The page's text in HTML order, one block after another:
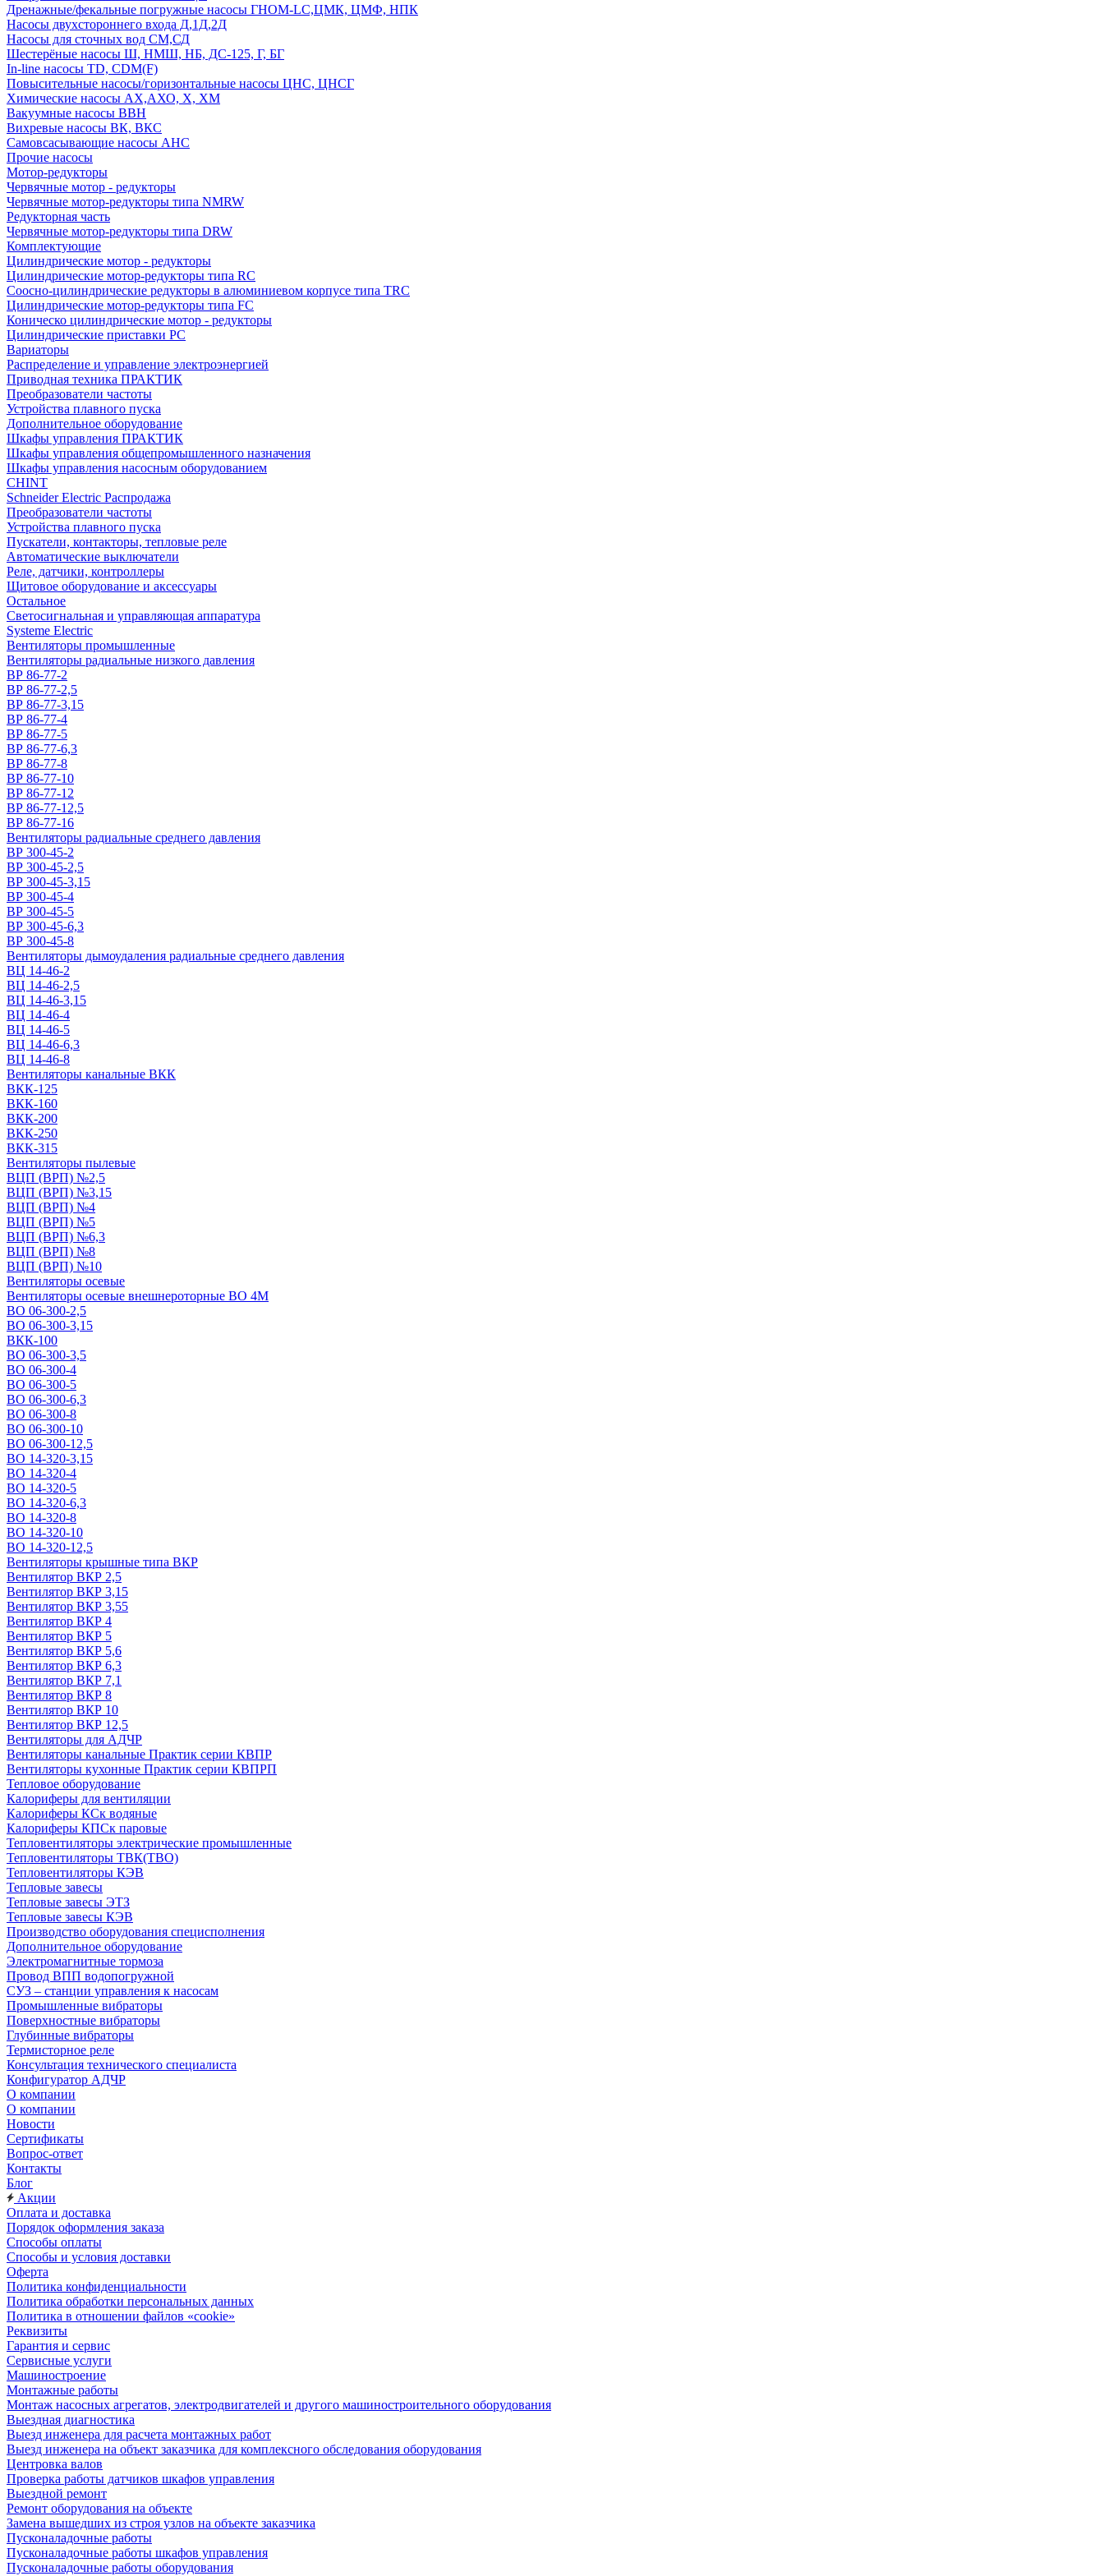
Дренажные/фекальные погружные насосы ГНОМ-LC,ЦМК, ЦМФ, НПК
Насосы двухстороннего входа Д,1Д,2Д
Насосы для сточных вод СМ,СД
Шестерёные насосы Ш, НМШ, НБ, ДС-125, Г, БГ
In-line насосы TD, CDM(F)
Повысительные насосы/горизонтальные насосы ЦНС, ЦНСГ
Химические насосы АХ,АХО, Х, ХМ
Вакуумные насосы ВВН
Вихревые насосы ВК, ВКС
Самовсасывающие насосы АНС
Прочие насосы
Мотор-редукторы
Червячные мотор - редукторы
Червячные мотор-редукторы типа NMRW
Редукторная часть
Червячные мотор-редукторы типа DRW
Комплектующие
Цилиндрические мотор - редукторы
Цилиндрические мотор-редукторы типа RC
Соосно-цилиндрические редукторы в алюминиевом корпусе типа TRC
Цилиндрические мотор-редукторы типа FC
Коническо цилиндрические мотор - редукторы
Цилиндрические приставки PC
Вариаторы
Распределение и управление электроэнергией
Приводная техника ПРАКТИК
Преобразователи частоты
Устройства плавного пуска
Дополнительное оборудование
Шкафы управления ПРАКТИК
Шкафы управления общепромышленного назначения
Шкафы управления насосным оборудованием
CHINT
Schneider Electric Распродажа
Преобразователи частоты
Устройства плавного пуска
Пускатели, контакторы, тепловые реле
Автоматические выключатели
Реле, датчики, контроллеры
Щитовое оборудование и аксессуары
Остальное
Светосигнальная и управляющая аппаратура
Systeme Electric
Вентиляторы промышленные
Вентиляторы радиальные низкого давления
ВР 86-77-2
ВР 86-77-2,5
ВР 86-77-3,15
ВР 86-77-4
ВР 86-77-5
ВР 86-77-6,3
ВР 86-77-8
ВР 86-77-10
ВР 86-77-12
ВР 86-77-12,5
ВР 86-77-16
Вентиляторы радиальные среднего давления
ВР 300-45-2
ВР 300-45-2,5
ВР 300-45-3,15
ВР 300-45-4
ВР 300-45-5
ВР 300-45-6,3
ВР 300-45-8
Вентиляторы дымоудаления радиальные среднего давления
ВЦ 14-46-2
ВЦ 14-46-2,5
ВЦ 14-46-3,15
ВЦ 14-46-4
ВЦ 14-46-5
ВЦ 14-46-6,3
ВЦ 14-46-8
Вентиляторы канальные ВКК
ВКК-125
ВКК-160
ВКК-200
ВКК-250
ВКК-315
Вентиляторы пылевые
ВЦП (ВРП) №2,5
ВЦП (ВРП) №3,15
ВЦП (ВРП) №4
ВЦП (ВРП) №5
ВЦП (ВРП) №6,3
ВЦП (ВРП) №8
ВЦП (ВРП) №10
Вентиляторы осевые
Вентиляторы осевые внешнероторные ВО 4М
ВО 06-300-2,5
ВО 06-300-3,15
ВКК-100
ВО 06-300-3,5
ВО 06-300-4
ВО 06-300-5
ВО 06-300-6,3
ВО 06-300-8
ВО 06-300-10
ВО 06-300-12,5
ВО 14-320-3,15
ВО 14-320-4
ВО 14-320-5
ВО 14-320-6,3
ВО 14-320-8
ВО 14-320-10
ВО 14-320-12,5
Вентиляторы крышные типа ВКР
Вентилятор ВКР 2,5
Вентилятор ВКР 3,15
Вентилятор ВКР 3,55
Вентилятор ВКР 4
Вентилятор ВКР 5
Вентилятор ВКР 5,6
Вентилятор ВКР 6,3
Вентилятор ВКР 7,1
Вентилятор ВКР 8
Вентилятор ВКР 10
Вентилятор ВКР 12,5
Вентиляторы для АДЧР
Вентиляторы канальные Практик серии КВПР
Вентиляторы кухонные Практик серии КВПРП
Тепловое оборудование
Калориферы для вентиляции
Калориферы КСк водяные
Калориферы КПСк паровые
Тепловентиляторы электрические промышленные
Тепловентиляторы ТВК(ТВО)
Тепловентиляторы КЭВ
Тепловые завесы
Тепловые завесы ЭТЗ
Тепловые завесы КЭВ
Производство оборудования специсполнения
Дополнительное оборудование
Электромагнитные тормоза
Провод ВПП водопогружной
СУЗ – станции управления к насосам
Промышленные вибраторы
Поверхностные вибраторы
Глубинные вибраторы
Термисторное реле
Консультация технического специалиста
Конфигуратор АДЧР
О компании
О компании
Новости
Сертификаты
Вопрос-ответ
Контакты
Блог
Акции
Оплата и доставка
Порядок оформления заказа
Способы оплаты
Способы и условия доставки
Оферта
Политика конфиденциальности
Политика обработки персональных данных
Политика в отношении файлов «cookie»
Реквизиты
Гарантия и сервис
Сервисные услуги
Машиностроение
Монтажные работы
Монтаж насосных агрегатов, электродвигателей и другого машиностроительного оборудования
Выездная диагностика
Выезд инженера для расчета монтажных работ
Выезд инженера на объект заказчика для комплексного обследования оборудования
Центровка валов
Проверка работы датчиков шкафов управления
Выездной ремонт
Ремонт оборудования на объекте
Замена вышедших из строя узлов на объекте заказчика
Пусконаладочные работы
Пусконаладочные работы шкафов управления
Пусконаладочные работы оборудования